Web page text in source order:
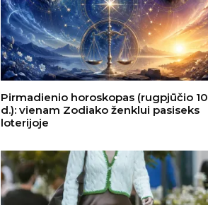
Pirmadienio horoskopas (rugpjūčio 10
d.): vienam Zodiako ženklui pasiseks
loterijoje